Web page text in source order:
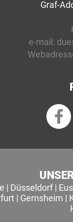
Graf-
e-mail:
| Düsseldorf|
| Gernsheim |